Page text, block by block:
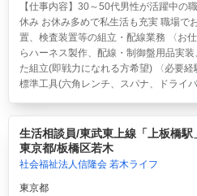
【仕事内容】30～50代男性が活躍中の
休み お休み多めで私生活も充実 職場で
置、検査装置等の組立・配線業務 〈お
らハーネス製作、配線・制御盤用品実
た組立(即戦力になれる方希望) 〈必要経
標準工具(六角レンチ、スパナ、ドライ
生活相談員/東武東上線「上板橋
東京都/板橋区若木
社会福祉法人信隆会 若木ライフ
東京都